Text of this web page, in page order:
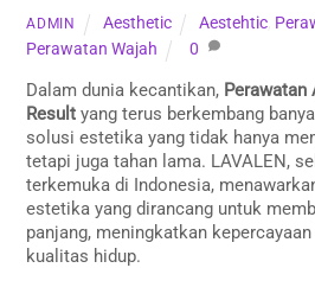
ADMIN Aesthetic Aestehtic,
Perawatan Wajah
0
Dalam dunia kecantikan, Perawatan
Result yang terus berkembang
solusi estetika yang tidak hanya
tetapi juga tahan lama. LAVALEN,
terkemuka di Indonesia,
estetika yang dirancang untuk
panjang, meningkatkan
kualitas hidup.